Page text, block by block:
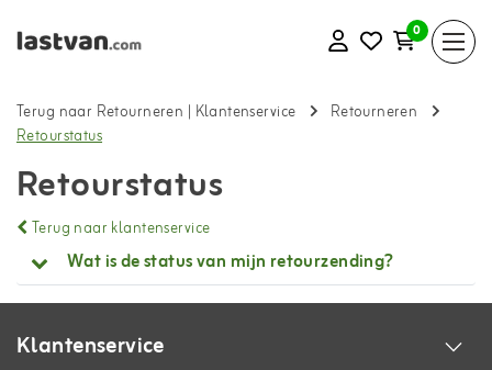
0
Terug naar Retourneren | Klantenservice
Retourneren
Retourstatus
Retourstatus
Terug naar klantenservice
Wat is de status van mijn retourzending?
Klantenservice